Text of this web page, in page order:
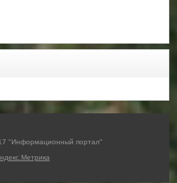
"Информационный портал"